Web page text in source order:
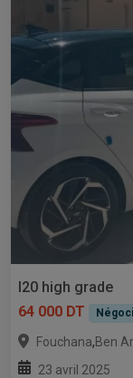
I20 high grade
64 000 DT
Fouchana,Ben
23 avril 2025